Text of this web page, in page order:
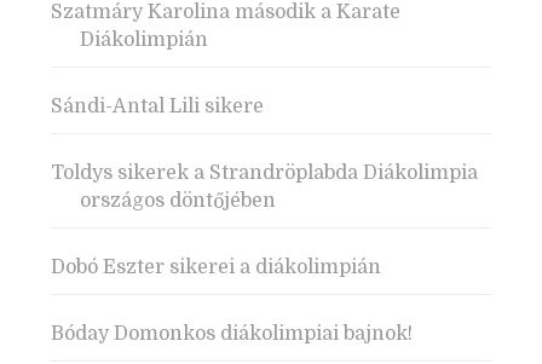
Szatmáry Karolina második a Karate
Diákolimpián
Sándi-Antal Lili sikere
Toldys sikerek a Strandröplabda Diákolimpia
országos döntőjében
Dobó Eszter sikerei a diákolimpián
Bóday Domonkos diákolimpiai bajnok!